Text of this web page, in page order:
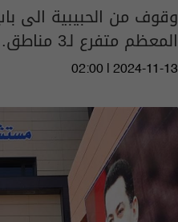
وقوف من الحبيبية الى
المعظم متفرع لـ3 مناطق.. حركة مرور بغداد الان
02:00 | 2024-11-13